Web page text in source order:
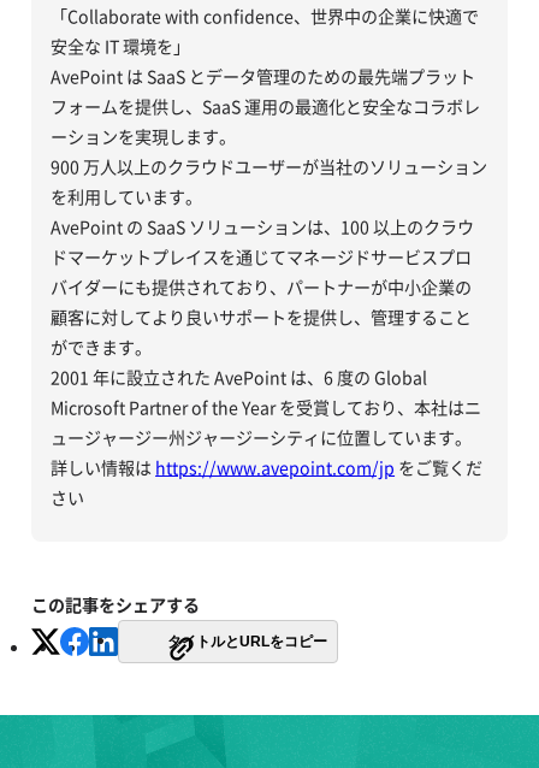
「Collaborate with confidence、世界中の企業に快適で
安全な IT 環境を」
AvePoint は SaaS とデータ管理のための最先端プラット
フォームを提供し、SaaS 運用の最適化と安全なコラボレ
ーションを実現します。
900 万人以上のクラウドユーザーが当社のソリューション
を利用しています。
AvePoint の SaaS ソリューションは、100 以上のクラウ
ドマーケットプレイスを通じてマネージドサービスプロ
バイダーにも提供されており、パートナーが中小企業の
顧客に対してより良いサポートを提供し、管理すること
ができます。
2001 年に設立された AvePoint は、6 度の Global
Microsoft Partner of the Year を受賞しており、本社はニ
ュージャージー州ジャージーシティに位置しています。
詳しい情報はhttps://www.avepoint.com/jp をご覧くだ
さい
この記事をシェアする
タイトルとURLをコピー